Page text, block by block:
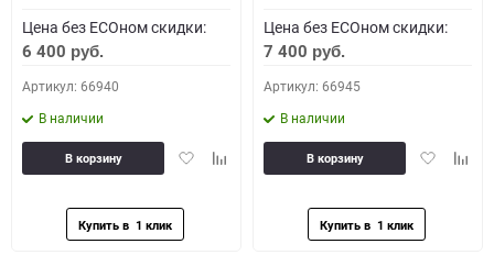
Цена без ECOном скидки:
6 400 руб.
Артикул: 66940
В наличии
ДобавитьДобавить
В корзину
Цена без ECOном скидки:
7 400 руб.
Артикул: 66945
В наличии
Добавить
В корзину